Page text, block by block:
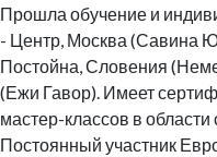
Прошла обучение и
- Центр, Москва (Савина
Постойна, Словения
(Ежи Гавор). Имеет
мастер-классов в
Постоянный участник